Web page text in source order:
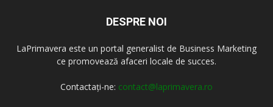
DESPRE NOI
LaPrimavera este un portal generalist de Business Marketing
ce promovează afaceri locale de succes.
Contactați-ne: contact@laprimavera.ro